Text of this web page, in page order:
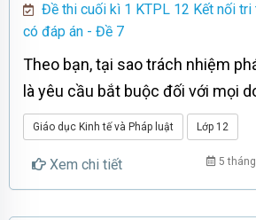
Đề thi cuối kì 1 KTPL 12 Kết nối
có đáp án - Đề 7
Theo bạn, tại sao trách nhiệm
là yêu cầu bắt buộc đối với mọi
Giáo dục Kinh tế và Pháp luật Lớp 12
Xem chi tiết 5